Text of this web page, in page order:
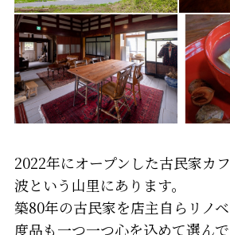
2022年にオープンした古民家カ
波という山里にあります。
築80年の古民家を店主自らリノ
度品も一つ一つ心を込めて選んで